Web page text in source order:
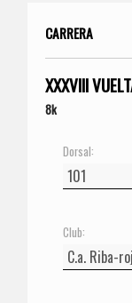
CARRERA
XXXVIII
8k
Dorsal:
Club: